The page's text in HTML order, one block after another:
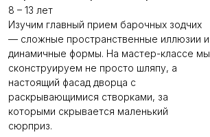
8 – 13 лет
Изучим главный прием барочных зодчих
— сложные пространственные иллюзии и
динамичные формы. На мастер-классе мы
сконструируем не просто шляпу, а
настоящий фасад дворца с
раскрывающимися створками, за
которыми скрывается маленький
сюрприз.